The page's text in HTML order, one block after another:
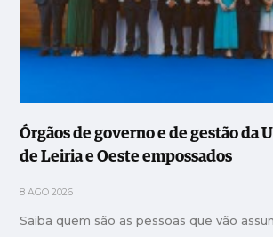
Órgãos de governo e de gestão da
de Leiria e Oeste empossados
8 AGO 2026
Saiba quem são as pessoas que vão